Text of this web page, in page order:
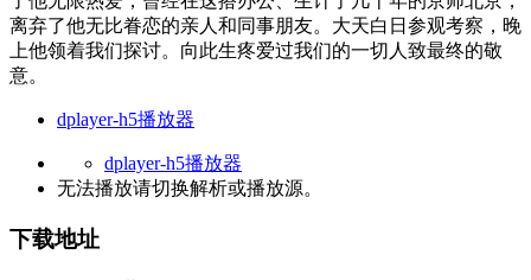
离弃了他无比眷恋的亲人和同事朋友。大天白日参观考察，晚
上他领着我们探讨。向此生疼爱过我们的一切人致最终的敬
意。
dplayer-h5播放器
dplayer-h5播放器
无法播放请切换解析或播放源。
下载地址